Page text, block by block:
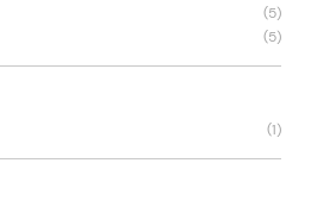
(5)
(5)
(1)